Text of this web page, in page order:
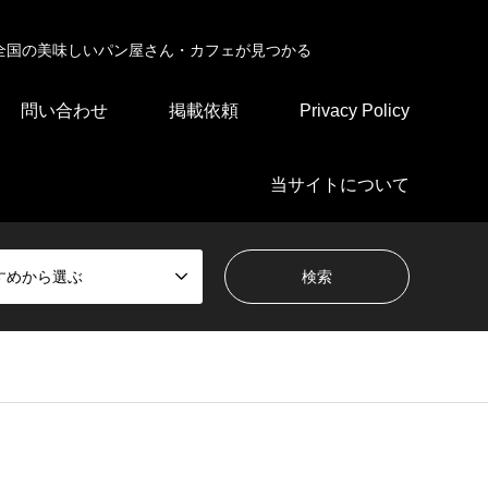
の美味しいパン屋さん・カフェが見つかる
問い合わせ 掲載依頼 Privacy Policy
当サイトについて
めから選ぶ